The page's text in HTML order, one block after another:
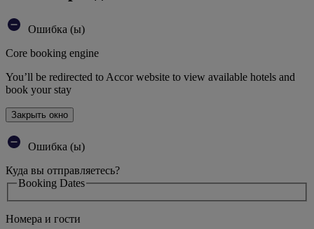
Ошибка (ы)
Core booking engine
You’ll be redirected to Accor website to view available hotels and
book your stay
Закрыть окно
Ошибка (ы)
Куда вы отправляетесь?
Booking Dates
Номера и гости